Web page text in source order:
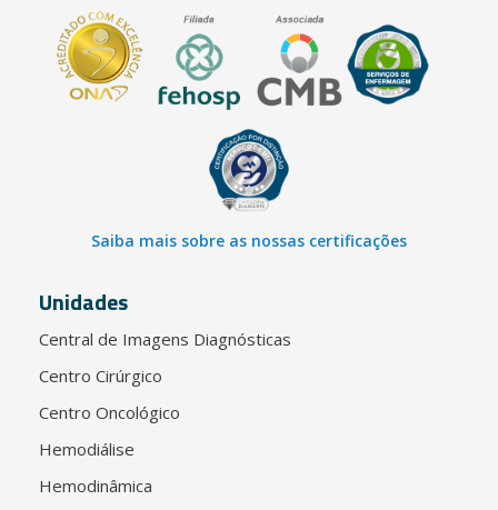
Saiba mais sobre as nossas certificações
Unidades
Central de Imagens Diagnósticas
Centro Cirúrgico
Centro Oncológico
Hemodiálise
Hemodinâmica